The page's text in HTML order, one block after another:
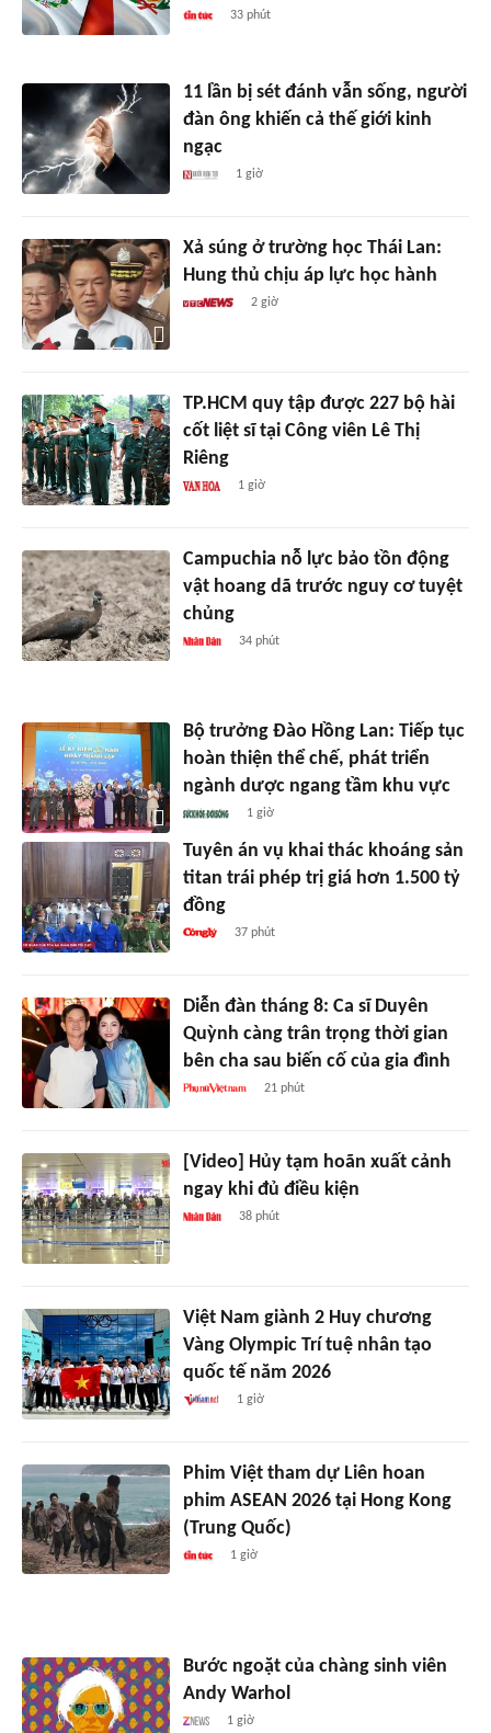
33 phút
11 lần bị sét đánh vẫn sống, người
đàn ông khiến cả thế giới kinh
ngạc
1 giờ
Xả súng ở trường học Thái Lan:
Hung thủ chịu áp lực học hành
2 giờ
TP.HCM quy tập được 227 bộ hài
cốt liệt sĩ tại Công viên Lê Thị
Riêng
1 giờ
Campuchia nỗ lực bảo tồn động
vật hoang dã trước nguy cơ tuyệt
chủng
34 phút
Bộ trưởng Đào Hồng Lan: Tiếp tục
hoàn thiện thể chế, phát triển
ngành dược ngang tầm khu vực
1 giờ
Tuyên án vụ khai thác khoáng sản
titan trái phép trị giá hơn 1.500 tỷ
đồng
37 phút
Diễn đàn tháng 8: Ca sĩ Duyên
Quỳnh càng trân trọng thời gian
bên cha sau biến cố của gia đình
21 phút
[Video] Hủy tạm hoãn xuất cảnh
ngay khi đủ điều kiện
38 phút
Việt Nam giành 2 Huy chương
Vàng Olympic Trí tuệ nhân tạo
quốc tế năm 2026
1 giờ
Phim Việt tham dự Liên hoan
phim ASEAN 2026 tại Hong Kong
(Trung Quốc)
1 giờ
Bước ngoặt của chàng sinh viên
Andy Warhol
1 giờ